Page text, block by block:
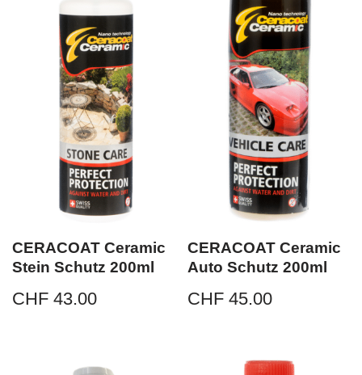
CERACOAT Ceramic
Stein Schutz 200ml
CHF 43.00
CERACOAT Ceramic
Auto Schutz 200ml
CHF 45.00